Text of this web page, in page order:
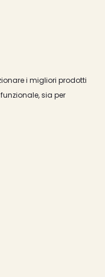
i migliori prodotti
sia per